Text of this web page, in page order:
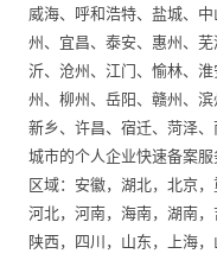
威海、呼和浩特、盐城、
州、宜昌、泰安、惠州、
沂、沧州、江门、愉林、
州、柳州、岳阳、赣州、滨
新乡、许昌、宿迁、菏泽
城市的个人企业快速备案
区域：安徽，湖北，北京
河北，河南，海南，湖南
陕西，四川，山东，上海